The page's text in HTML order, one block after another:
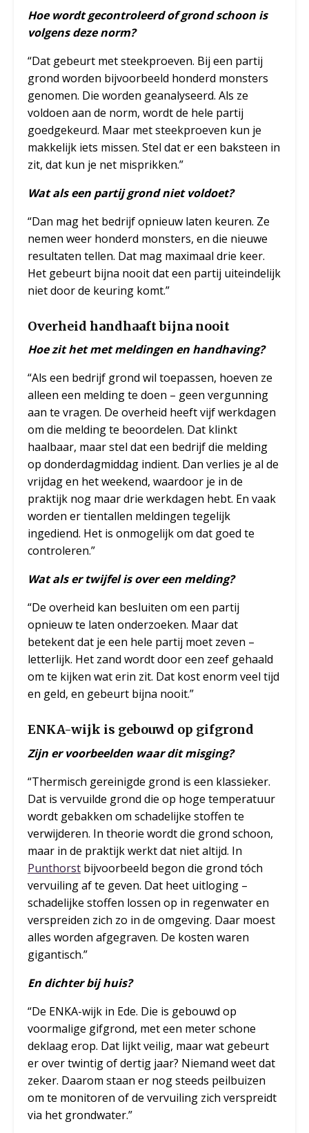
Hoe wordt gecontroleerd of grond schoon is
volgens deze norm?
“Dat gebeurt met steekproeven. Bij een partij
grond worden bijvoorbeeld honderd monsters
genomen. Die worden geanalyseerd. Als ze
voldoen aan de norm, wordt de hele partij
goedgekeurd. Maar met steekproeven kun je
makkelijk iets missen. Stel dat er een baksteen in
zit, dat kun je net misprikken.”
Wat als een partij grond niet voldoet?
“Dan mag het bedrijf opnieuw laten keuren. Ze
nemen weer honderd monsters, en die nieuwe
resultaten tellen. Dat mag maximaal drie keer.
Het gebeurt bijna nooit dat een partij uiteindelijk
niet door de keuring komt.”
Overheid handhaaft bijna nooit
Hoe zit het met meldingen en handhaving?
“Als een bedrijf grond wil toepassen, hoeven ze
alleen een melding te doen – geen vergunning
aan te vragen. De overheid heeft vijf werkdagen
om die melding te beoordelen. Dat klinkt
haalbaar, maar stel dat een bedrijf die melding
op donderdagmiddag indient. Dan verlies je al de
vrijdag en het weekend, waardoor je in de
praktijk nog maar drie werkdagen hebt. En vaak
worden er tientallen meldingen tegelijk
ingediend. Het is onmogelijk om dat goed te
controleren.”
Wat als er twijfel is over een melding?
“De overheid kan besluiten om een partij
opnieuw te laten onderzoeken. Maar dat
betekent dat je een hele partij moet zeven –
letterlijk. Het zand wordt door een zeef gehaald
om te kijken wat erin zit. Dat kost enorm veel tijd
en geld, en gebeurt bijna nooit.”
ENKA-wijk is gebouwd op gifgrond
Zijn er voorbeelden waar dit misging?
“Thermisch gereinigde grond is een klassieker.
Dat is vervuilde grond die op hoge temperatuur
wordt gebakken om schadelijke stoffen te
verwijderen. In theorie wordt die grond schoon,
maar in de praktijk werkt dat niet altijd. In
Punthorst bijvoorbeeld begon die grond tóch
vervuiling af te geven. Dat heet uitloging –
schadelijke stoffen lossen op in regenwater en
verspreiden zich zo in de omgeving. Daar moest
alles worden afgegraven. De kosten waren
gigantisch.”
En dichter bij huis?
“De ENKA-wijk in Ede. Die is gebouwd op
voormalige gifgrond, met een meter schone
deklaag erop. Dat lijkt veilig, maar wat gebeurt
er over twintig of dertig jaar? Niemand weet dat
zeker. Daarom staan er nog steeds peilbuizen
om te monitoren of de vervuiling zich verspreidt
via het grondwater.”